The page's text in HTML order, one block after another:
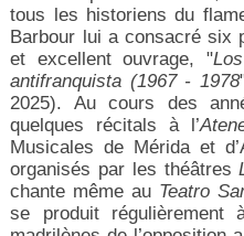
tous les historiens du
Barbour lui a consacré six
et excellent ouvrage, "
antifranquista (1967 - 1978
2025). Au cours des
quelques récitals à l’
Musicales de Mérida et
organisés par les théâtres
chante même au Teatro
se produit